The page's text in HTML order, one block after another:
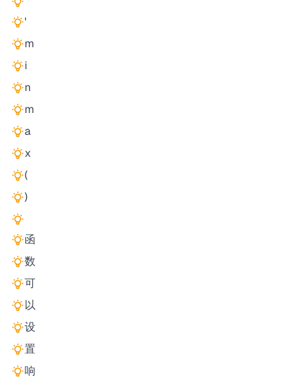
'
m
i
n
m
a
x
(
)
函
数
可
以
设
置
响